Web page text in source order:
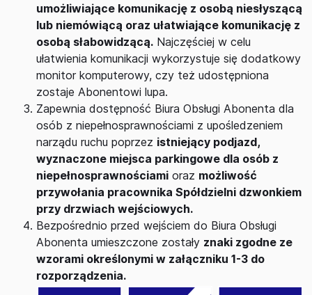
umożliwiające komunikację z osobą niesłyszącą
lub niemówiącą oraz ułatwiające komunikację z
osobą słabowidzącą. Najczęściej w celu
ułatwienia komunikacji wykorzystuje się dodatkowy
monitor komputerowy, czy też udostępniona
zostaje Abonentowi lupa.
Zapewnia dostępność Biura Obsługi Abonenta dla
osób z niepełnosprawnościami z upośledzeniem
narządu ruchu poprzez istniejący podjazd,
wyznaczone miejsca parkingowe dla osób z
niepełnosprawnościami oraz możliwość
przywołania pracownika Spółdzielni dzwonkiem
przy drzwiach wejściowych.
Bezpośrednio przed wejściem do Biura Obsługi
Abonenta umieszczone zostały znaki zgodne ze
wzorami określonymi w załączniku 1-3 do
rozporządzenia.